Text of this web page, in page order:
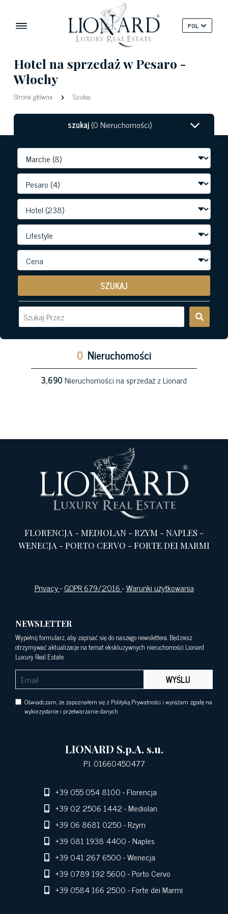
POL
Hotel na sprzedaż w Pesaro -
Włochy
Strona główna Szukaj
szukaj(0 Nieruchomości)
SZUKAJ
0 Nieruchomości
3,690Nieruchomości na sprzedaż z Lionard
FLORENCJA -MEDIOLAN -RZYM -NAPLES -
WENECJA -PORTO CERVO -FORTE DEI MARMI
Privacy-GDPR 679/2016-Warunki użytkowania
NEWSLETTER
Wypełnij formularz, aby zapisać się do naszego newslettera. Będziesz
otrzymywać aktualizacje na temat ekskluzywnych nieruchomości Lionard
Luxury Real Estate.
WYŚLIJ
Oświadczam, że zapoznałem się z Polityką Prywatności i wyrażam zgodę na
wykorzystanie i przetwarzanie danych
LIONARD S.p.A. s.u.
P.I. 01660450477
+39 055 054 8100- Florencja
+39 02 2506 1442- Mediolan
+39 06 8681 0250- Rzym
+39 081 1938 4400- Naples
+39 041 267 6500- Wenecja
+39 0789 192 5600- Porto Cervo
+39 0584 166 2500- Forte dei Marmi